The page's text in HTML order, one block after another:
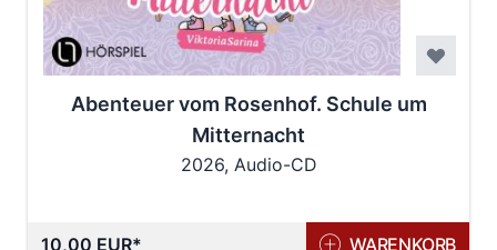
Abenteuer vom Rosenhof. Schule um
Mitternacht
2026, Audio-CD
10,00 EUR WARENKORB